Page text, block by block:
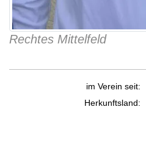
Rechtes Mittelfeld
im Verein seit:
Herkunftsland: